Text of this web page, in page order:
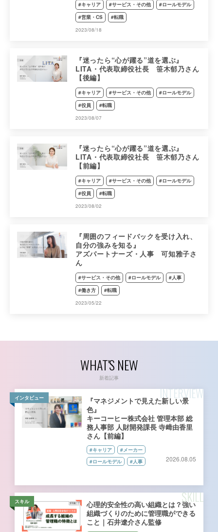
#キャリア #サービス・その他
#ロールモデル
#営業・CS
#転職
2023/08/18
『迷ったら“心が躍る”道を選ぶ』
LITA・代表取締役社長 笹木郁乃さん
【後編】
#キャリア #サービス・その他
#ロールモデル
#役員
#転職
2023/08/07
『迷ったら“心が躍る”道を選ぶ』
LITA・代表取締役社長 笹木郁乃さん
【前編】
#キャリア #サービス・その他
#ロールモデル
#役員
#転職
2023/08/02
『周囲のフィードバックを受け入れ、
自分の強みを知る』
アズパートナーズ・人事 可知雅子さ
ん
#サービス・その他 #ロールモデル
#人事
#働き方
#転職
2023/05/22
WHAT'S NEW
新着記事
インタビュー INTERVIEW
『マネジメントで見えた新しい景
色』
キーコーヒー株式会社 管理本部 総
務人事部 人財開発課長 寺﨑由香里
さん【前編】
#キャリア
#メーカー
#ロールモデル
#人事 2026.08.05
スキル SKILL
心理的安全性の高い組織とは？強い
組織づくりのために管理職ができる
こと｜石井遼介さん監修